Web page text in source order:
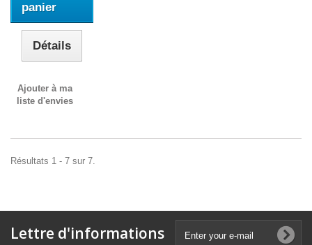
panier
Détails
Ajouter à ma
liste d'envies
Résultats 1 - 7 sur 7.
Lettre d'informations